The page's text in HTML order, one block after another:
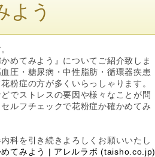
よう
めてみよう』についてご紹介致しま
圧・糖尿病・中性脂肪・循環器疾患
粉症の方が多くいらっしゃります。
でストレスの要因や様々なことが問
ルフチェックで花粉症か確かめてみ
科を引き続きよろしくお願いいたし
てみよう | アレルラボ (taisho.co.jp)